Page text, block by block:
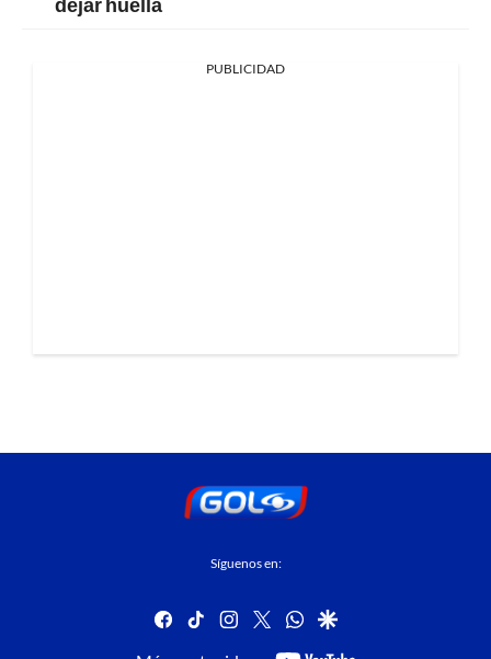
PUBLICIDAD
Síguenos en:
facebook
tiktok instagram
twitterwhatsapp
google